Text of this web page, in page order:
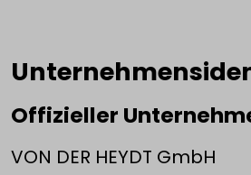
Offizieller
VON DER HEYDT GmbH